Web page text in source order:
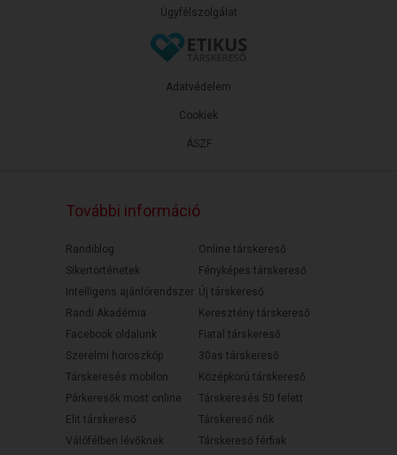
Ügyfélszolgálat
ÁSZF
Adatvédelem
Cookiek
További információ
Randiblog
Sikertörténetek
Intelligens ajánlórendszer
Randi Akadémia
Facebook oldalunk
Szerelmi horoszkóp
Társkeresés mobilon
Párkeresők most online
Elit társkereső
Válófélben lévőknek
Online társkereső
Fényképes társkereső
Új társkereső
Keresztény társkereső
Fiatal társkereső
30as társkereső
Középkorú társkereső
Társkeresés 50 felett
Társkereső nők
Társkereső férfiak